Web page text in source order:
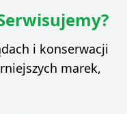
i konserwacji
marek,